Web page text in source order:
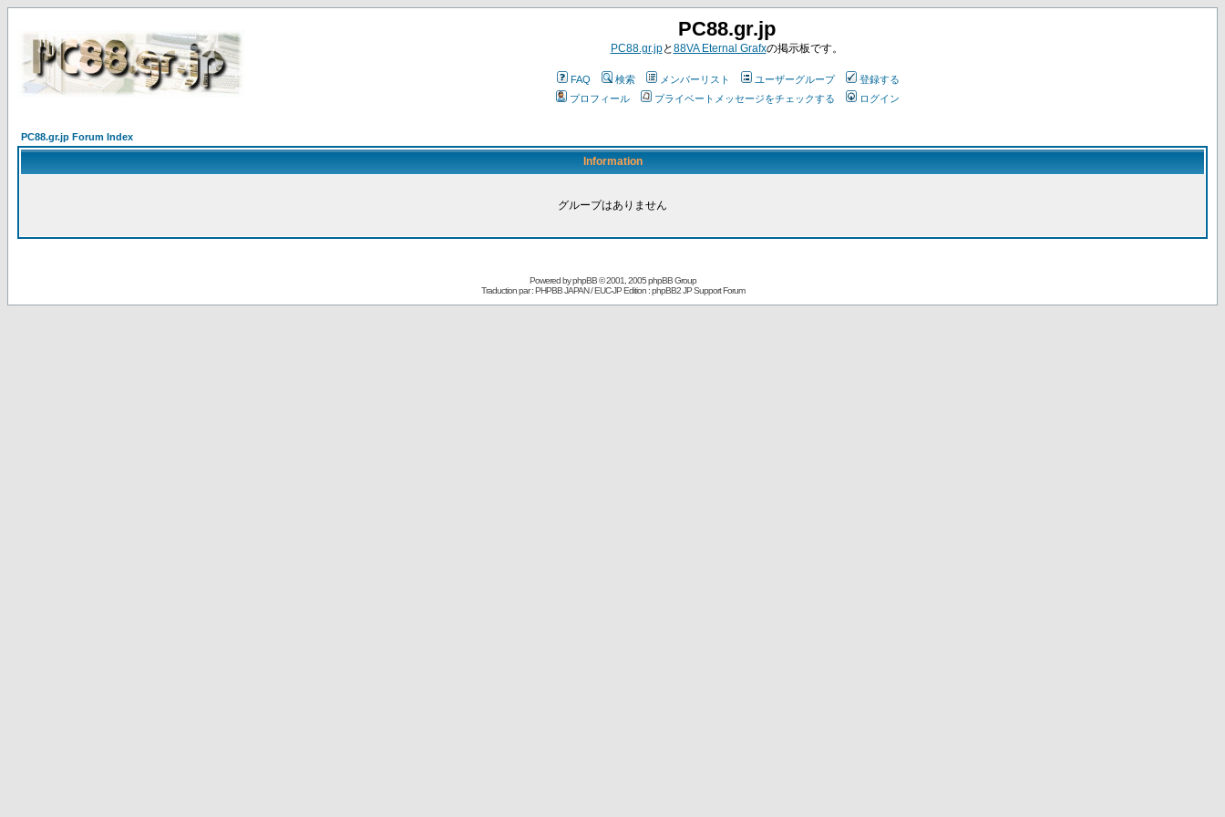
PC88.gr.jp
PC88.gr.jpと88VA Eternal Grafxの掲示板です。
FAQ 検索 メンバーリスト ユーザーグループ
登録する
プロフィール
プライベートメッセージをチェックする ログイン
PC88.gr.jp Forum Index
Information
グループはありません
Powered byphpBB© 2001, 2005 phpBB Group
Traduction par : PHPBB JAPAN / EUC-JP Edition :phpBB2 JP Support Forum